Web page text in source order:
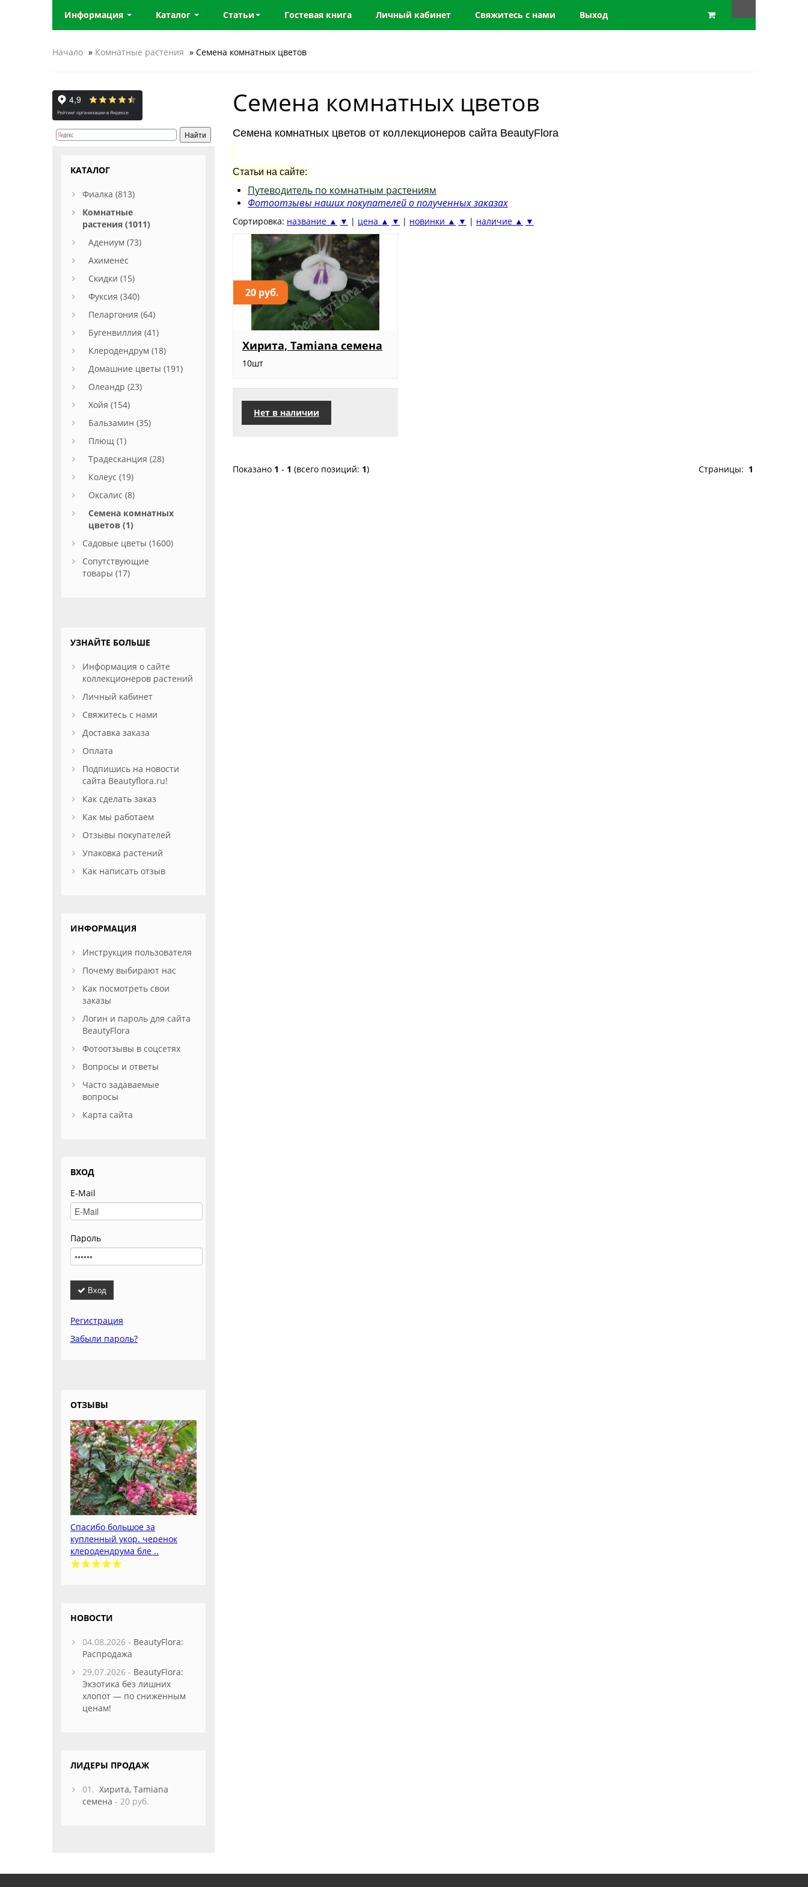
Информация Каталог Статьи Гостевая книга Личный кабинет Свяжитесь с нами Выход
Начало » Комнатные растения » Семена комнатных цветов
Семена комнатных цветов
Семена комнатных цветов от коллекционеров сайта BeautyFlora
Статьи на сайте:
Путеводитель по комнатным растениям
Фотоотзывы наших покупателей о полученных заказах
Сортировка: название ▲ ▼ | цена ▲ ▼ | новинки ▲ ▼ | наличие ▲ ▼
20 руб.
Хирита, Tamiana семена
10шт
Нет в наличии
Страницы: 1
Показано 1 - 1 (всего позиций: 1)
КАТАЛОГ
Фиалка (813)
Комнатные
растения (1011)
Адениум (73)
Ахименес
Скидки (15)
Фуксия (340)
Пеларгония (64)
Бугенвиллия (41)
Клеродендрум (18)
Домашние цветы (191)
Олеандр (23)
Хойя (154)
Бальзамин (35)
Плющ (1)
Традесканция (28)
Колеус (19)
Оксалис (8)
Семена комнатных
цветов (1)
Садовые цветы (1600)
Сопутствующие
товары (17)
УЗНАЙТЕ БОЛЬШЕ
Информация о сайте
коллекционеров растений
Личный кабинет
Свяжитесь с нами
Доставка заказа
Оплата
Подпишись на новости
сайта Beautyflora.ru!
Как сделать заказ
Как мы работаем
Отзывы покупателей
Упаковка растений
Как написать отзыв
ИНФОРМАЦИЯ
Инструкция пользователя
Почему выбирают нас
Как посмотреть свои
заказы
Логин и пароль для сайта
BeautyFlora
Фотоотзывы в соцсетях
Вопросы и ответы
Часто задаваемые
вопросы
Карта сайта
ВХОД
E-Mail
Пароль
Вход
Регистрация
Забыли пароль?
ОТЗЫВЫ
Спасибо большое за
купленный укор. черенок
клеродендрума бле ..
НОВОСТИ
04.08.2026 - BeautyFlora:
Распродажа
29.07.2026 - BeautyFlora:
Экзотика без лишних
хлопот — по сниженным
ценам!
ЛИДЕРЫ ПРОДАЖ
01. Хирита, Tamiana
семена - 20 руб.